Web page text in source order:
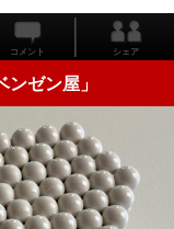
コメント シェア
ゼン屋」